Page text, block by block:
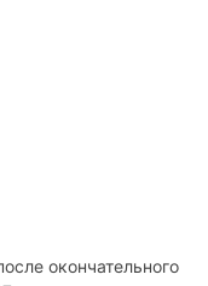
окончательного